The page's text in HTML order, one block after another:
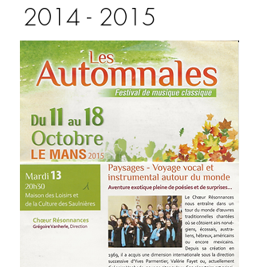
2014 - 2015